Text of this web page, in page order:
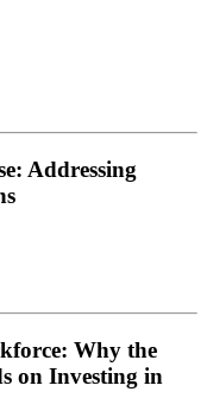
Addressing
Why the
on Investing in